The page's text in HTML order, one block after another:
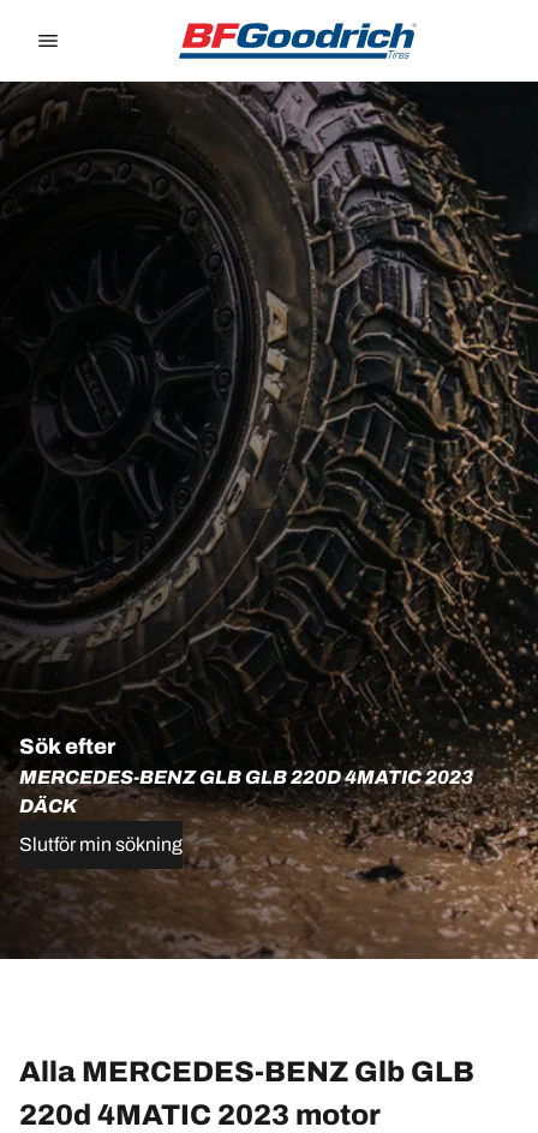
Sök efter
MERCEDES-BENZ GLB GLB 220D 4MATIC 2023
DÄCK
Slutför min sökning
Alla MERCEDES-BENZ Glb GLB
220d 4MATIC 2023 motor